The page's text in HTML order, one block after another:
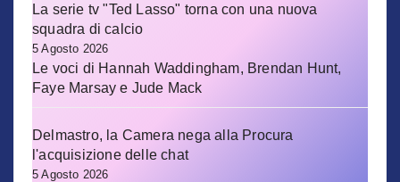
La serie tv "Ted Lasso" torna con una nuova
squadra di calcio
5 Agosto 2026
Le voci di Hannah Waddingham, Brendan Hunt,
Faye Marsay e Jude Mack
Delmastro, la Camera nega alla Procura
l'acquisizione delle chat
5 Agosto 2026